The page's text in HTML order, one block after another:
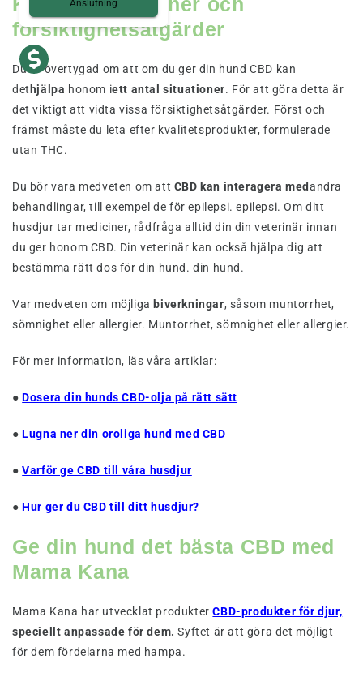
försiktighetsåtgärder
Du är övertygad om att om du ger din hund CBD kan
det hjälpa honom iett antal situationer. För att göra detta är
det viktigt att vidta vissa försiktighetsåtgärder. Först och
främst måste du leta efter kvalitetsprodukter, formulerade
utan THC.
Du bör vara medveten om att CBD kan interagera medandra
behandlingar, till exempel de för epilepsi. epilepsi. Om ditt
husdjur tar mediciner, rådfråga alltid din din veterinär innan
du ger honom CBD. Din veterinär kan också hjälpa dig att
bestämma rätt dos för din hund. din hund.
Var medveten om möjliga biverkningar, såsom muntorrhet,
sömnighet eller allergier. Muntorrhet, sömnighet eller allergier.
För mer information, läs våra artiklar:
●Dosera din hunds CBD-olja på rätt sätt
●Lugna ner din oroliga hund med CBD
●Varför ge CBD till våra husdjur
●Hur ger du CBD till ditt husdjur?
Ge din hund det bästa CBD med
Mama Kana
Mama Kana har utvecklat produkterCBD-produkter för djur,
speciellt anpassade för dem. Syftet är att göra det möjligt
för dem fördelarna med hampa.
Anslutning